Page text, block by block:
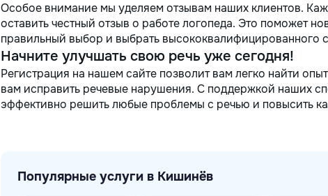
Особое внимание мы уделяем отзывам наших клиентов.
оставить честный отзыв о работе логопеда. Это поможет
правильный выбор и выбрать высококвалифицированного
Начните улучшать свою речь уже сегодня!
Регистрация на нашем сайте позволит вам легко найти
вам исправить речевые нарушения. С поддержкой наших
эффективно решить любые проблемы с речью и повысить
Популярные услуги в Кишинёв